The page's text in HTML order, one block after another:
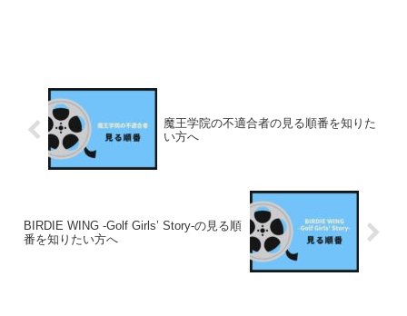
魔王学院の不適合者の見る順番を知りた
い方へ
BIRDIE WING -Golf Girls’ Story-の見る順
番を知りたい方へ